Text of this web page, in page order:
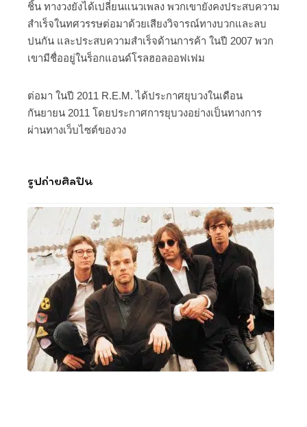
ชิ้น ทางวงยังได้เปลี่ยนแนวเพลง พวกเขายังคงประสบความ
สำเร็จในทศวรรษต่อมาด้วยเสียงวิจารณ์ทางบวกและลบ
ปนกัน และประสบความสำเร็จด้านการค้า ในปี 2007 พวก
เขามีชื่ออยู่ในร็อกแอนด์โรลฮอลออฟเฟม
ต่อมา ในปี 2011 R.E.M. ได้ประกาศยุบวงในเดือน
กันยายน 2011 โดยประกาศการยุบวงอย่างเป็นทางการ
ผ่านทางเว็บไซต์ของวง
รูปถ่ายศิลปิน